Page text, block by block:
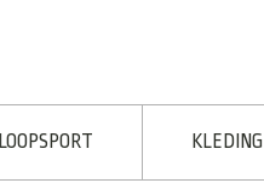
LOOPSPORT KLEDING